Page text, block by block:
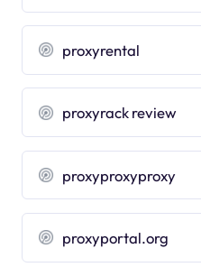
proxyrental
proxyrack review
proxyproxyproxy
proxyportal.org